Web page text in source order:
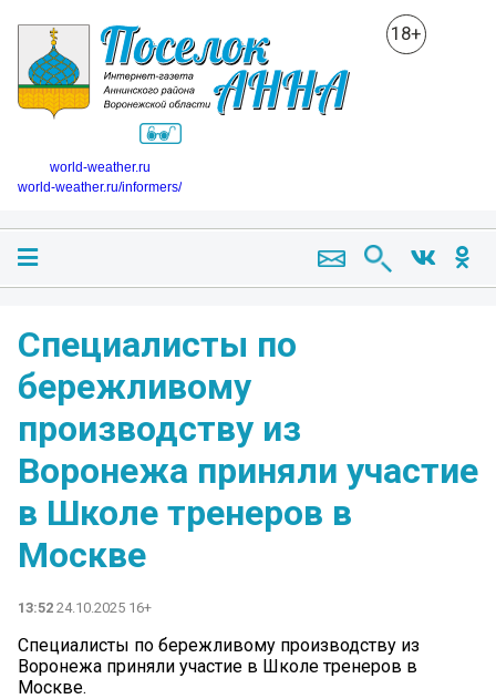
18+
world-weather.ru
world-weather.ru/informers/
Специалисты по
бережливому
производству из
Воронежа приняли участие
в Школе тренеров в
Москве
13:52 24.10.2025 16+
Специалисты по бережливому производству из
Воронежа приняли участие в Школе тренеров в
Москве.